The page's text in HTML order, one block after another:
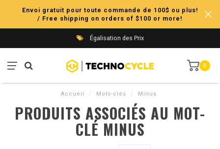
Envoi gratuit pour toute commande de 100$ ou plus!
/ Free shipping on orders of $100 or more!
Égalisation des Prix
0
Accueil / Mots-clés / Minus
PRODUITS ASSOCIÉS AU MOT-
CLÉ MINUS